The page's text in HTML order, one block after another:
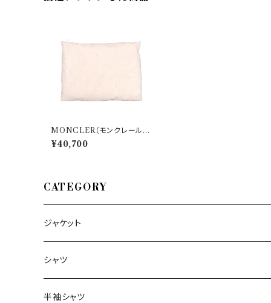
MONCLER（モンクレール）
クラッチバッグ F209B6B50
000 02SJA 29612
¥40,700
CATEGORY
ジャケット
～44/S
46/M
シャツ
～44/S
半袖シャツ